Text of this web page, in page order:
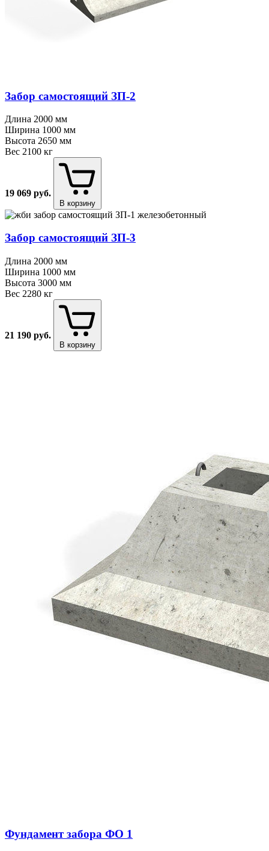
Забор самостоящий ЗП⁠-⁠2
Длина 2000 мм
Ширина 1000 мм
Высота 2650 мм
Вес 2100 кг
19 069 руб.
В корзину
Забор самостоящий ЗП⁠-⁠3
Длина 2000 мм
Ширина 1000 мм
Высота 3000 мм
Вес 2280 кг
21 190 руб.
В корзину
Фундамент забора ФО 1